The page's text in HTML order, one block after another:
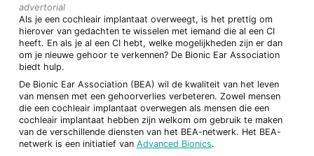
advertorial
Als je een cochleair implantaat overweegt, is het prettig om
hierover van gedachten te wisselen met iemand die al een CI
heeft. En als je al een CI hebt, welke mogelijkheden zijn er dan
om je nieuwe gehoor te verkennen? De Bionic Ear Association
biedt hulp.
De Bionic Ear Association (BEA) wil de kwaliteit van het leven
van mensen met een gehoorverlies verbeteren. Zowel mensen
die een cochleair implantaat overwegen als mensen die een
cochleair implantaat hebben zijn welkom om gebruik te maken
van de verschillende diensten van het BEA-netwerk. Het BEA-
netwerk is een initiatief van Advanced Bionics.